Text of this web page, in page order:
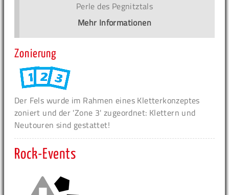
Perle des Pegnitztals
Mehr Informationen
Zonierung
Der Fels wurde im Rahmen eines Kletterkonzeptes
zoniert und der 'Zone 3' zugeordnet: Klettern und
Neutouren sind gestattet!
Rock-Events